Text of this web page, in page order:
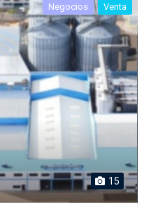
Negocios Venta
15